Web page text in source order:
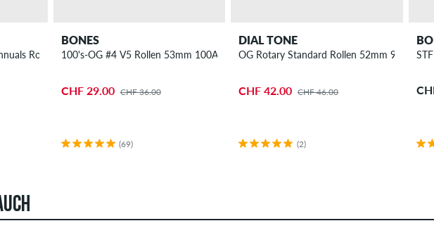
Rollen 54 mm 99A 4er Pack
BONES
100's-OG #4 V5 Rollen 53mm 100A 4er Pack
CHF 29.00 CHF 36.00
(69)
DIAL TONE
OG Rotary Standard Rollen 52mm 99A 4er
CHF 42.00 CHF 46.00
(2)